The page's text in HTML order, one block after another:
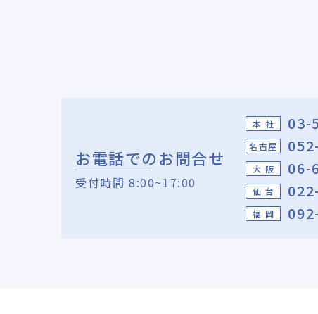
お電話でのお問合せ
受付時間 8:00~17:00
本 社 03-
名古屋
大 阪 06-
仙 台
福 岡